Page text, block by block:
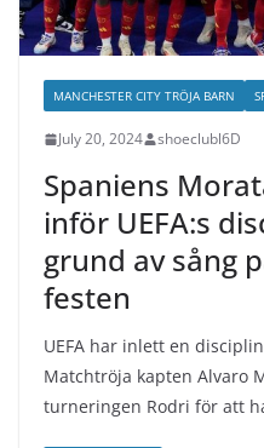
MANCHESTER CITY TRÖJA BARN
July 20, 2024 shoeclubl6D
Spaniens
inför UEFA:s
grund av sång
festen
UEFA har inlett en
Matchtröja kapten Alvaro
turneringen Rodri för att